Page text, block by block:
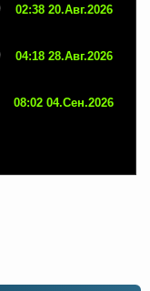
02:38 20.Авг.2026
04:18 28.Авг.2026
08:02 04.Сен.2026